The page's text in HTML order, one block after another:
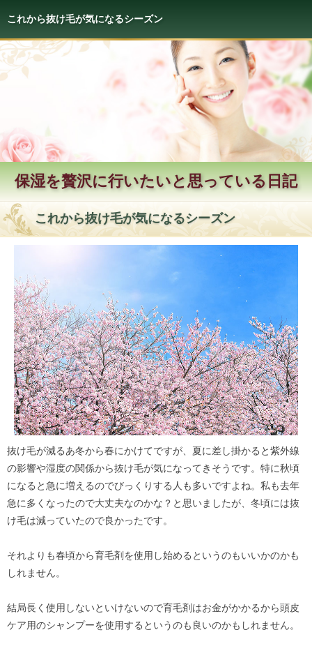
これから抜け毛が気になるシーズン
保湿を贅沢に行いたいと思っている日記
これから抜け毛が気になるシーズン
抜け毛が減るあ冬から春にかけてですが、夏に差し掛かると紫外線
の影響や湿度の関係から抜け毛が気になってきそうです。特に秋頃
になると急に増えるのでびっくりする人も多いですよね。私も去年
急に多くなったので大丈夫なのかな？と思いましたが、冬頃には抜
け毛は減っていたので良かったです。
それよりも春頃から育毛剤を使用し始めるというのもいいかのかも
しれません。
結局長く使用しないといけないので育毛剤はお金がかかるから頭皮
ケア用のシャンプーを使用するというのも良いのかもしれません。